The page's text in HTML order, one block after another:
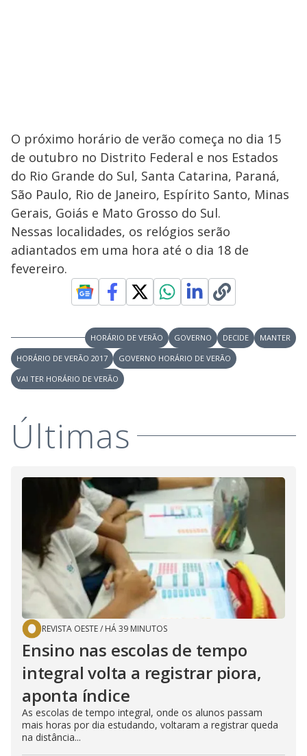
O próximo horário de verão começa no dia 15
de outubro no Distrito Federal e nos Estados
do Rio Grande do Sul, Santa Catarina, Paraná,
São Paulo, Rio de Janeiro, Espírito Santo, Minas
Gerais, Goiás e Mato Grosso do Sul.
Nessas localidades, os relógios serão
adiantados em uma hora até o dia 18 de
fevereiro.
HORÁRIO DE VERÃO GOVERNO DECIDE
MANTER
HORÁRIO DE VERÃO 2017
GOVERNO HORÁRIO DE VERÃO
VAI TER HORÁRIO DE VERÃO
Últimas
REVISTA OESTE/ HÁ 39 MINUTOS
Ensino nas escolas de tempo
integral volta a registrar piora,
aponta índice
As escolas de tempo integral, onde os alunos passam
mais horas por dia estudando, voltaram a registrar queda
na distância...